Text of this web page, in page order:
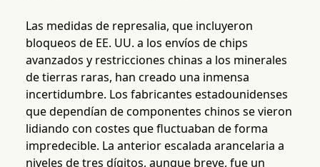
Las medidas de represalia, que incluyeron
bloqueos de EE. UU. a los envíos de chips
avanzados y restricciones chinas a los minerales
de tierras raras, han creado una inmensa
incertidumbre. Los fabricantes estadounidenses
que dependían de componentes chinos se vieron
lidiando con costes que fluctuaban de forma
impredecible. La anterior escalada arancelaria a
niveles de tres dígitos, aunque breve, fue un